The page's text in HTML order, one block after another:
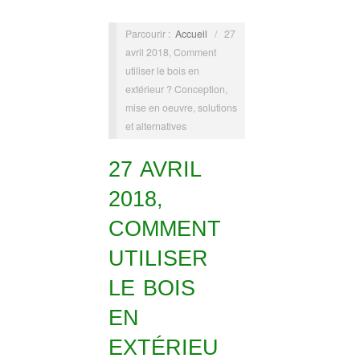
Parcourir : Accueil / 27
avril 2018, Comment
utiliser le bois en
extérieur ? Conception,
mise en oeuvre, solutions
et alternatives
27 AVRIL
2018,
COMMENT
UTILISER
LE BOIS
EN
EXTÉRIEU